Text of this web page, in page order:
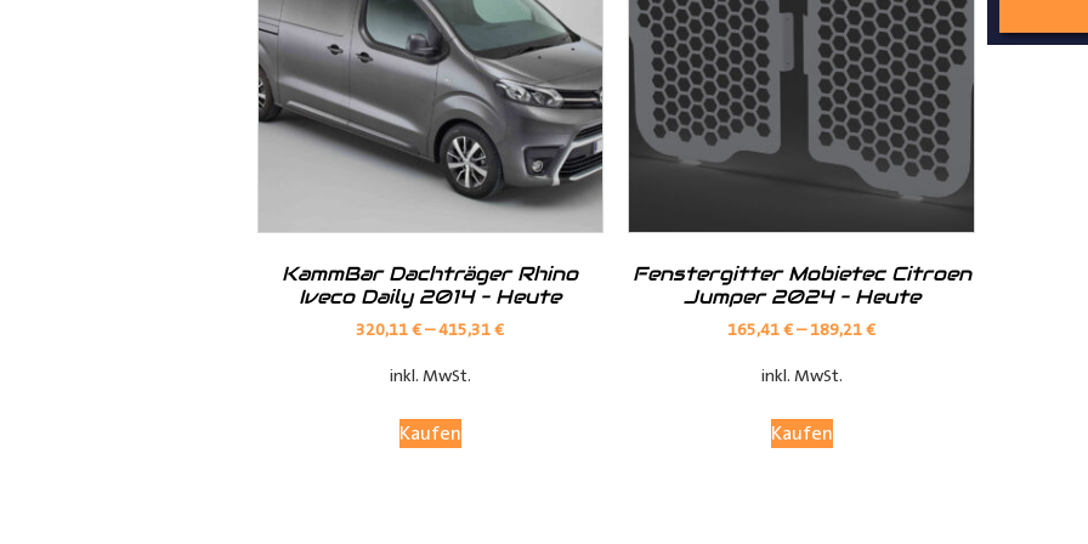
Hilfreiche Montageanleitungen und Tipps finden Sie auch auf unseremYouTube Kanal
Ihr Team vonDer Ausbauer
KammBar Dachträger Rhino
Iveco Daily 2014 – Heute
320,11€–415,31€
inkl. MwSt.
Kaufen
Fenstergitter Mobietec Citroen
Jumper 2024 – Heute
165,41€–189,21€
inkl. MwSt.
Kaufen